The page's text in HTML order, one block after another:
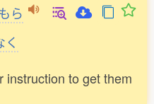
ら
く
instruction to get them